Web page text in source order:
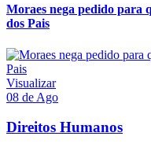
Moraes nega pedido para
dos Pais
Visualizar
08 de Ago
Direitos Humanos